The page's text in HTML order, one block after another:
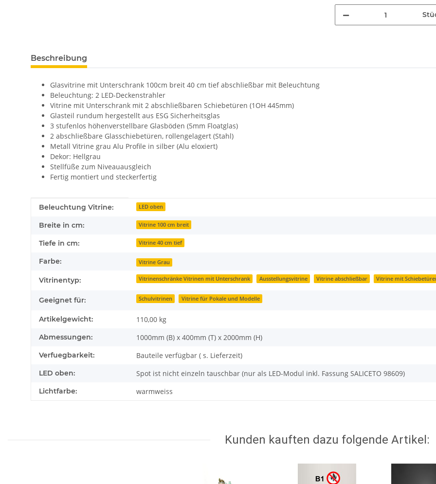
Beschreibung
Glasvitrine mit Unterschrank 100cm breit 40 cm tief abschließbar mit Beleuchtung
Beleuchtung: 2 LED-Deckenstrahler
Vitrine mit Unterschrank mit 2 abschließbaren Schiebetüren (1OH 445mm)
Glasteil rundum hergestellt aus ESG Sicherheitsglas
3 stufenlos höhenverstellbare Glasböden (5mm Floatglas)
2 abschließbare Glasschiebetüren, rollengelagert (Stahl)
Metall Vitrine grau Alu Profile in silber (Alu eloxiert)
Dekor: Hellgrau
Stellfüße zum Niveauausgleich
Fertig montiert und steckerfertig
Produkteigenschaft
Wert
Beleuchtung Vitrine: LED oben
Breite in cm: Vitrine 100 cm breit
Tiefe in cm: Vitrine 40 cm tief
Farbe: Vitrine Grau
Vitrinentyp: Vitrinenschränke Vitrinen mit Unterschrank Ausstellungsvitrine Vitrine abschließbar Vitrine mit
Geeignet für: Schulvitrinen Vitrine für Pokale und Modelle
Artikelgewicht: 110,00 kg
Abmessungen: 1000mm (B) x 400mm (T) x 2000mm (H)
Verfuegbarkeit: Bauteile verfügbar ( s. Lieferzeit)
LED oben: Spot ist nicht einzeln tauschbar (nur als LED-Modul inkl. Fassung SALICETO 98609)
Lichtfarbe: warmweiss
Kunden kauften dazu folgende Artikel: